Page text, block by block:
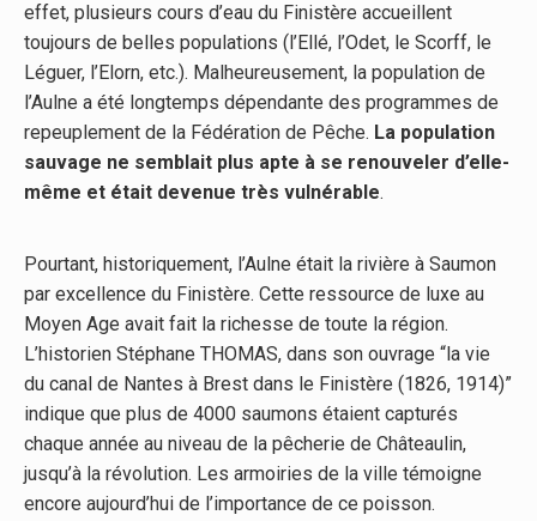
effet, plusieurs cours d’eau du Finistère accueillent
toujours de belles populations (l’Ellé, l’Odet, le Scorff, le
Léguer, l’Elorn, etc.). Malheureusement, la population de
l’Aulne a été longtemps dépendante des programmes de
repeuplement de la Fédération de Pêche. La population
sauvage ne semblait plus apte à se renouveler d’elle-
même et était devenue très vulnérable.
Pourtant, historiquement, l’Aulne était la rivière à Saumon
par excellence du Finistère. Cette ressource de luxe au
Moyen Age avait fait la richesse de toute la région.
L’historien Stéphane THOMAS, dans son ouvrage “la vie
du canal de Nantes à Brest dans le Finistère (1826, 1914)”
indique que plus de 4000 saumons étaient capturés
chaque année au niveau de la pêcherie de Châteaulin,
jusqu’à la révolution. Les armoiries de la ville témoigne
encore aujourd’hui de l’importance de ce poisson.